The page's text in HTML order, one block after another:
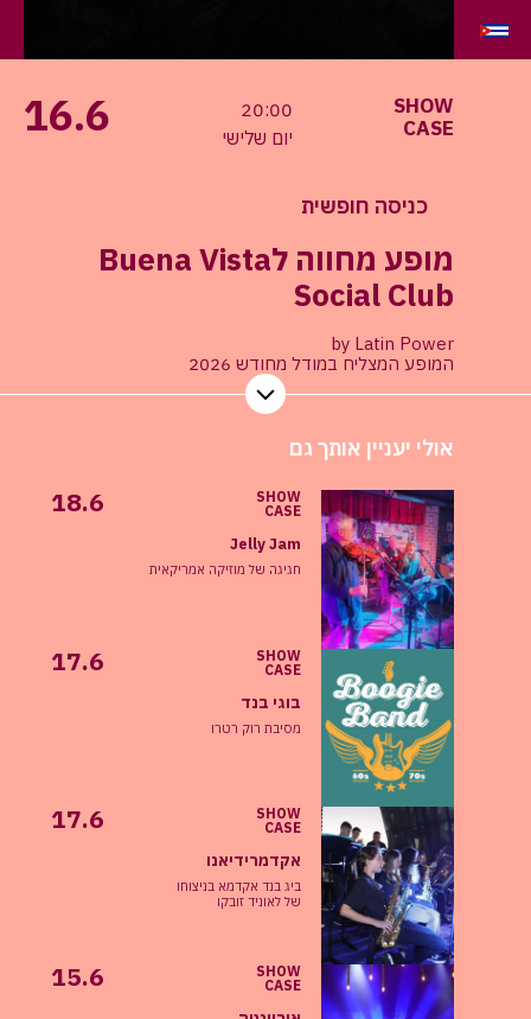
SHOW
CASE
20:00
יום שלישי
16.6
כניסה חופשית
מופע מחווה לBuena Vista
Social Club
by Latin Power
המופע המצליח במודל מחודש 2026
אולי יעניין אותך גם
SHOW
CASE
18.6
Jelly Jam
חגיגה של מוזיקה אמריקאית
SHOW
CASE
17.6
בוגי בנד
מסיבת רוק רטרו
SHOW
CASE
17.6
אקדמרידיאנו
ביג בנד אקדמא בניצוחו
של לאוניד זובקו
SHOW
CASE
15.6